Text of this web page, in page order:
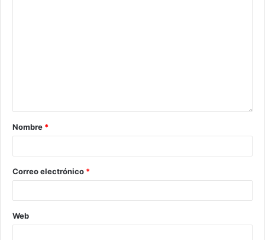
Nombre *
Correo electrónico *
Web